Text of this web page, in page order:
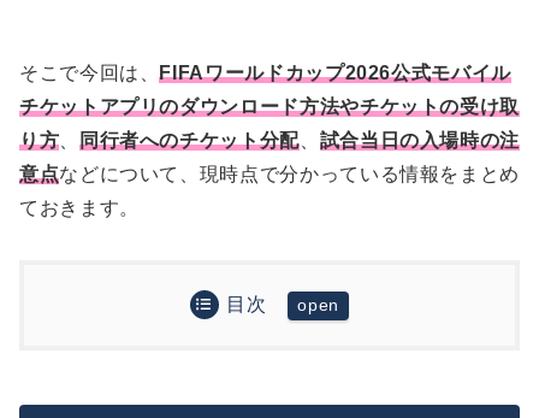
そこで今回は、FIFAワールドカップ2026公式モバイル
チケットアプリのダウンロード方法やチケットの受け取
り方
同行者へのチケット分配、 試合当日の入場時の注
意点などについて、現時点で分かっている情報をまとめ
ておきます。
目次